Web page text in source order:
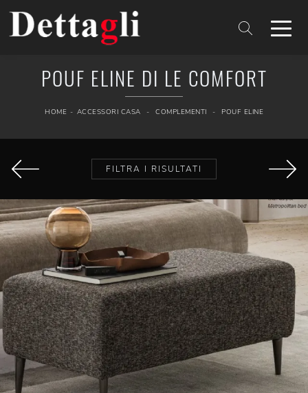
POUF ELINE DI LE COMFORT
HOME - ACCESSORI CASA - COMPLEMENTI - POUF ELINE
FILTRA I RISULTATI